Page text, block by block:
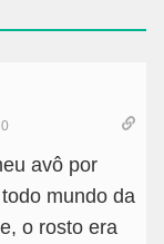
avô por
mundo da
o rosto era